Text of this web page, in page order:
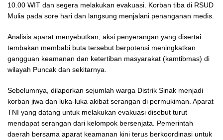
10.00 WIT dan segera melakukan evakuasi. Korban tiba di RSUD
Mulia pada sore hari dan langsung menjalani penanganan medis.
Analisis aparat menyebutkan, aksi penyerangan yang disertai
tembakan membabi buta tersebut berpotensi meningkatkan
gangguan keamanan dan ketertiban masyarakat (kamtibmas) di
wilayah Puncak dan sekitarnya.
Sebelumnya, dilaporkan sejumlah warga Distrik Sinak menjadi
korban jiwa dan luka-luka akibat serangan di permukiman. Aparat
TNI yang datang untuk melakukan evakuasi disebut turut
mendapat serangan dari kelompok bersenjata. Pemerintah
daerah bersama aparat keamanan kini terus berkoordinasi untuk